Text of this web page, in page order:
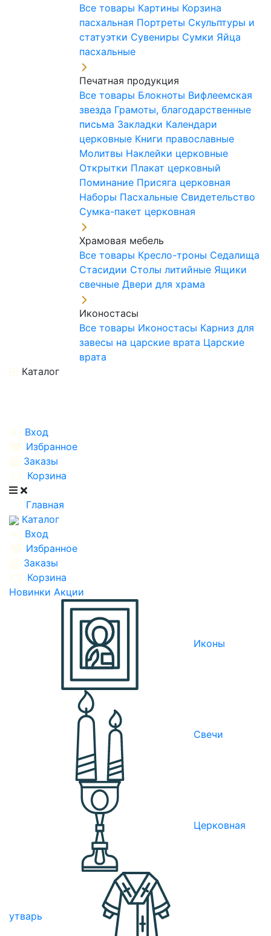
Все товары Картины Корзина
пасхальная Портреты Скульптуры и
статуэтки Сувениры Сумки Яйца
пасхальные
Печатная продукция
Все товары Блокноты Вифлеемская
звезда Грамоты, благодарственные
письма Закладки Календари
церковные Книги православные
Молитвы Наклейки церковные
Открытки Плакат церковный
Поминание Присяга церковная
Наборы Пасхальные Свидетельство
Сумка-пакет церковная
Храмовая мебель
Все товары Кресло-троны Седалища
Стасидии Столы литийные Ящики
свечные Двери для храма
Иконостасы
Все товары Иконостасы Карниз для
завесы на царские врата Царские
врата
Каталог
Вход
Избранное
Заказы
Корзина
Главная
Каталог
Вход
Избранное
Заказы
Корзина
Новинки Акции
Иконы
Свечи
Церковная
утварь